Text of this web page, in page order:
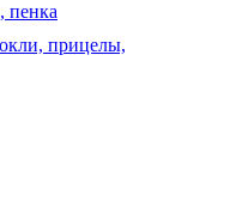
пенка
прицелы,